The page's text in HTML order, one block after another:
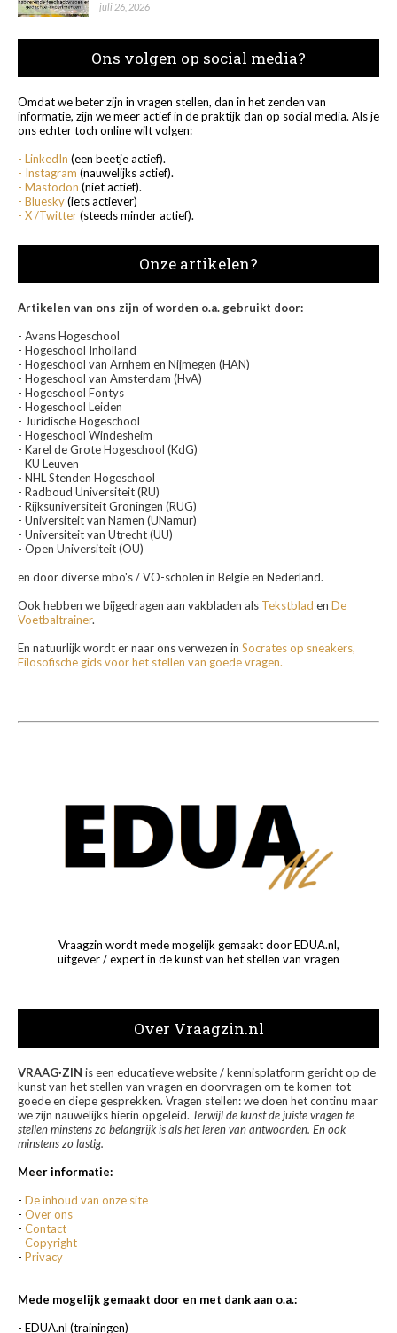
juli 26, 2026
Ons volgen op social media?
Omdat we beter zijn in vragen stellen, dan in het zenden van
informatie, zijn we meer actief in de praktijk dan op social media. Als je
ons echter toch online wilt volgen:
- LinkedIn (een beetje actief).
- Instagram (nauwelijks actief).
- Mastodon (niet actief).
- Bluesky(iets actiever)
- X /Twitter(steeds minder actief).
Onze artikelen?
Artikelen van ons zijn of worden o.a. gebruikt door:
- Avans Hogeschool
- Hogeschool Inholland
- Hogeschool van Arnhem en Nijmegen (HAN)
- Hogeschool van Amsterdam (HvA)
- Hogeschool Fontys
- Hogeschool Leiden
- Juridische Hogeschool
- Hogeschool Windesheim
- Karel de Grote Hogeschool (KdG)
- KU Leuven
- NHL Stenden Hogeschool
- Radboud Universiteit (RU)
- Rijksuniversiteit Groningen (RUG)
- Universiteit van Namen (UNamur)
- Universiteit van Utrecht (UU)
- Open Universiteit (OU)
en door diverse mbo's / VO-scholen in België en Nederland.
Ook hebben we bijgedragen aan vakbladen als Tekstblad en De
Voetbaltrainer.
En natuurlijk wordt er naar ons verwezen in Socrates op sneakers,
Filosofische gids voor het stellen van goede vragen.
Vraagzin wordt mede mogelijk gemaakt door EDUA.nl,
uitgever / expert in de kunst van het stellen van vragen
Over Vraagzin.nl
VRAAG·ZIN is een educatieve website / kennisplatform gericht op de
kunst van het stellen van vragen en doorvragen om te komen tot
goede en diepe gesprekken. Vragen stellen: we doen het continu maar
we zijn nauwelijks hierin opgeleid. Terwijl de kunst de juiste vragen te
stellen minstens zo belangrijk is als het leren van antwoorden. En ook
minstens zo lastig.
Meer informatie:
- De inhoud van onze site
- Over ons
- Contact
- Copyright
- Privacy
Mede mogelijk gemaakt door en met dank aan o.a.:
- EDUA.nl (trainingen)